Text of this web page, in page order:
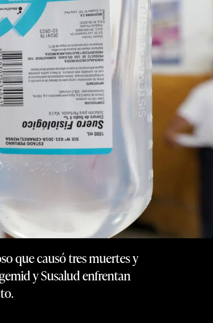
que causó tres muertes y
y Susalud enfrentan